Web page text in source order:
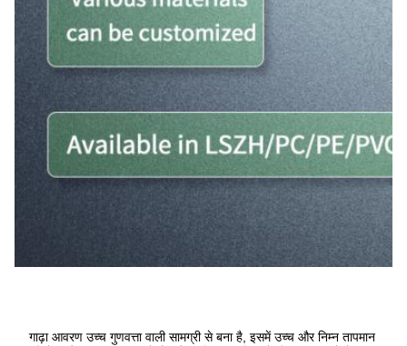
गाढ़ा आवरण उच्च गुणवत्ता वाली सामग्री से बना है, इसमें उच्च और निम्न तापमान